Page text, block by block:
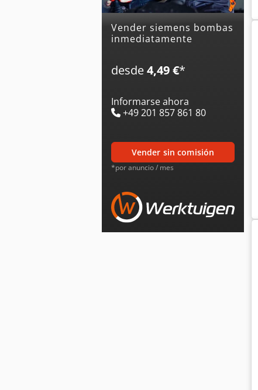
Vender siemens bombas
inmediatamente
desde4,49 €*
Informarse ahora
+49 201 857 861 80
vender sin comisión
*por anuncio / mes